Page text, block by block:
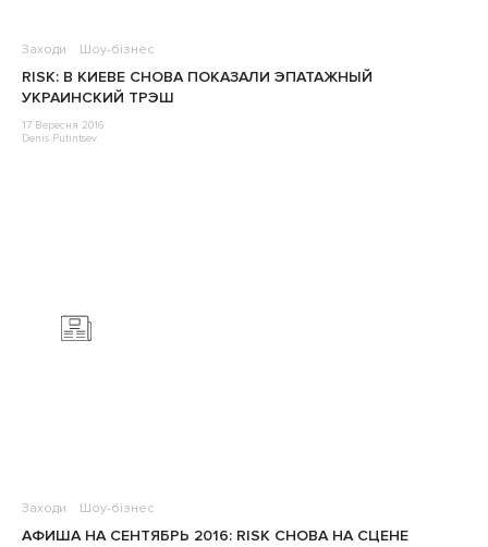
Заходи Шоу-бізнес
RISK: В КИЕВЕ СНОВА ПОКАЗАЛИ ЭПАТАЖНЫЙ
УКРАИНСКИЙ ТРЭШ
17 Вересня 2016
Denis Putintsev
Заходи Шоу-бізнес
АФИША НА СЕНТЯБРЬ 2016: RISK СНОВА НА СЦЕНЕ